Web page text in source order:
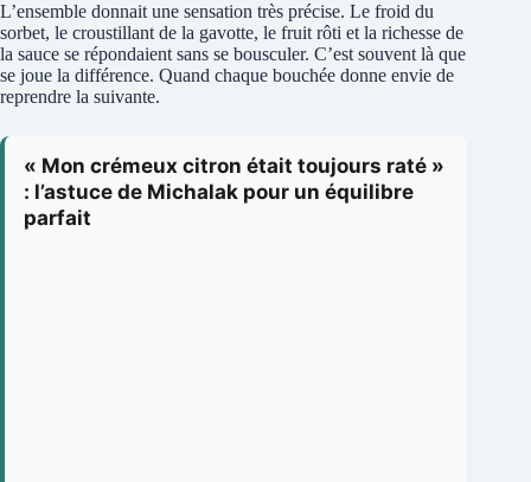
L’ensemble donnait une sensation très précise. Le froid du
sorbet, le croustillant de la gavotte, le fruit rôti et la richesse de
la sauce se répondaient sans se bousculer. C’est souvent là que
se joue la différence. Quand chaque bouchée donne envie de
reprendre la suivante.
« Mon crémeux citron était toujours raté »
: l’astuce de Michalak pour un équilibre
parfait